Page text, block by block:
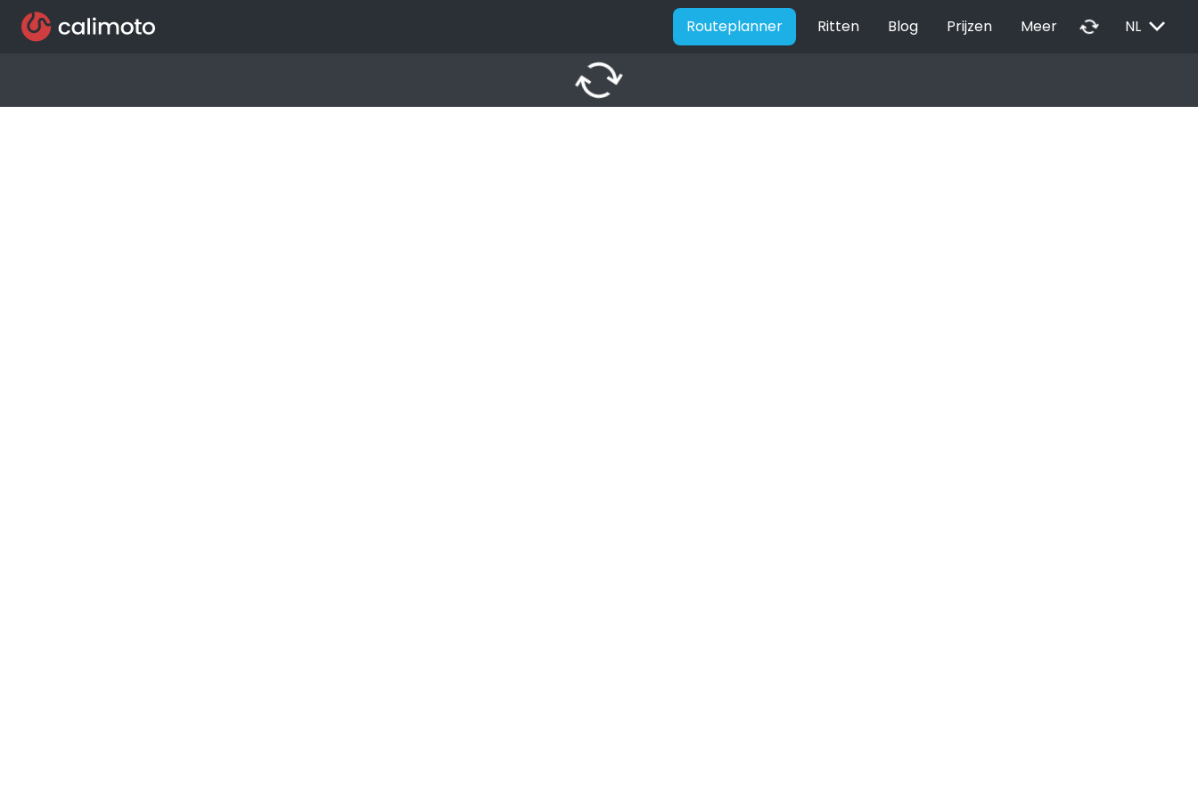
Routeplanner Ritten Blog Prijzen Meer autorenew NL EXPAND_MORE
autorenew